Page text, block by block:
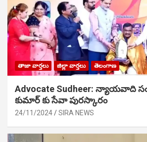
తాజా వార్తలు జిల్లా వార్తలు తెలంగాణ
Advocate Sudheer: న్యాయవాది
కుమార్ కు సేవా పురస్కారం
24/11/2024 SIRA NEWS